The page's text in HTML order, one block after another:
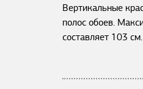
Вертикальные
полос обоев.
составляет 103 см.